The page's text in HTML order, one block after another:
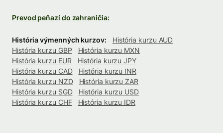
Prevod peňazí do zahraničia:
História výmenných kurzov:
História kurzu AUD
História kurzu GBP
História kurzu MXN
História kurzu EUR
História kurzu JPY
História kurzu CAD
História kurzu INR
História kurzu NZD
História kurzu ZAR
História kurzu SGD
História kurzu USD
História kurzu CHF
História kurzu IDR